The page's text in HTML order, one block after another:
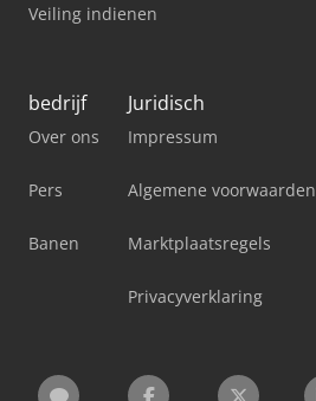
Veiling indienen
bedrijf
Over ons
Pers
Banen
Juridisch
Impressum
Algemene voorwaarden
Marktplaatsregels
Privacyverklaring